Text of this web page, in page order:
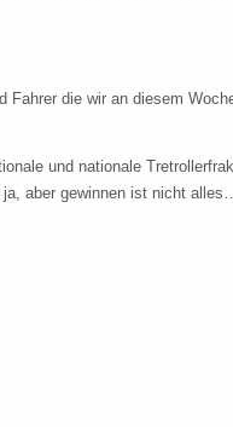
Fahrer die wir an diesem
und nationale
aber gewinnen ist nicht